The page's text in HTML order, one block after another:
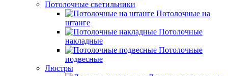
Потолочные светильники
Потолочные на
штанге
Потолочные
накладные
Потолочные
подвесные
Люстры